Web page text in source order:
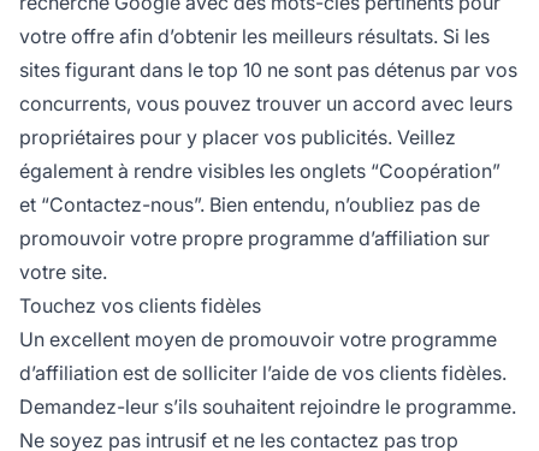
votre offre afin d’obtenir les meilleurs résultats. Si les
sites figurant dans le top 10 ne sont pas détenus par vos
concurrents, vous pouvez trouver un accord avec leurs
propriétaires pour y placer vos publicités. Veillez
également à rendre visibles les onglets “Coopération”
et “Contactez-nous”. Bien entendu, n’oubliez pas de
promouvoir votre propre programme d’affiliation sur
votre site.
Touchez vos clients fidèles
Un excellent moyen de promouvoir votre programme
d’affiliation est de solliciter l’aide de vos clients fidèles.
Demandez-leur s’ils souhaitent rejoindre le programme.
Ne soyez pas intrusif et ne les contactez pas trop